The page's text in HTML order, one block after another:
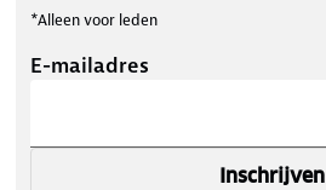
*Alleen voor leden
E-mailadres
Inschrijven